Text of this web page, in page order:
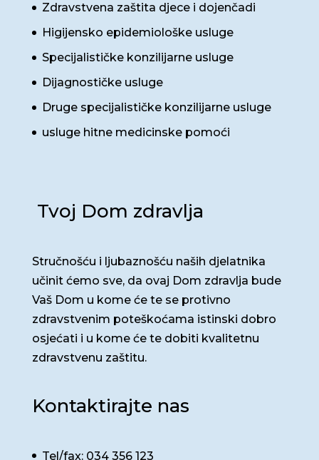
Zdravstvena zaštita djece i dojenčadi
Higijensko epidemiološke usluge
Specijalističke konzilijarne usluge
Dijagnostičke usluge
Druge specijalističke konzilijarne usluge
usluge hitne medicinske pomoći
Tvoj Dom zdravlja
Stručnošću i ljubaznošću naših djelatnika
učinit ćemo sve, da ovaj Dom zdravlja bude
Vaš Dom u kome će te se protivno
zdravstvenim poteškoćama istinski dobro
osjećati i u kome će te dobiti kvalitetnu
zdravstvenu zaštitu.
Kontaktirajte nas
Tel/fax: 034 356 123